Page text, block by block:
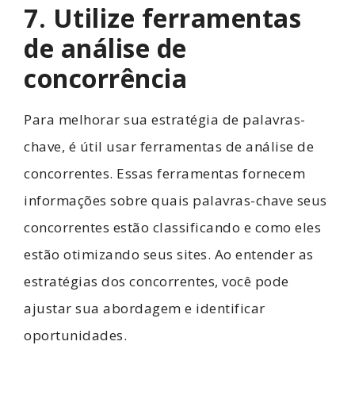
7. Utilize ferramentas
de análise de
concorrência
Para melhorar sua estratégia de palavras-
chave, é útil usar ferramentas de análise de
concorrentes. Essas ferramentas fornecem
informações sobre quais palavras-chave seus
concorrentes estão classificando e como eles
estão otimizando seus sites. Ao entender as
estratégias dos concorrentes, você pode
ajustar sua abordagem e identificar
oportunidades.